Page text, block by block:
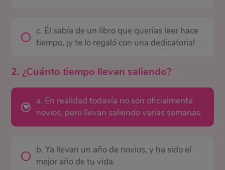
c. Él sabía de un libro que querías leer hace
tiempo, ¡y te lo regaló con una dedicatoria!
2. ¿Cuánto tiempo llevan saliendo?
a. En realidad todavía no son oficialmente
novios, pero llevan saliendo varias semanas.
b. Ya llevan un año de novios, y ha sido el
mejor año de tu vida.